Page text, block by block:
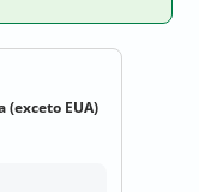
(exceto EUA)